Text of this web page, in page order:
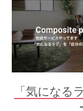
「気になる